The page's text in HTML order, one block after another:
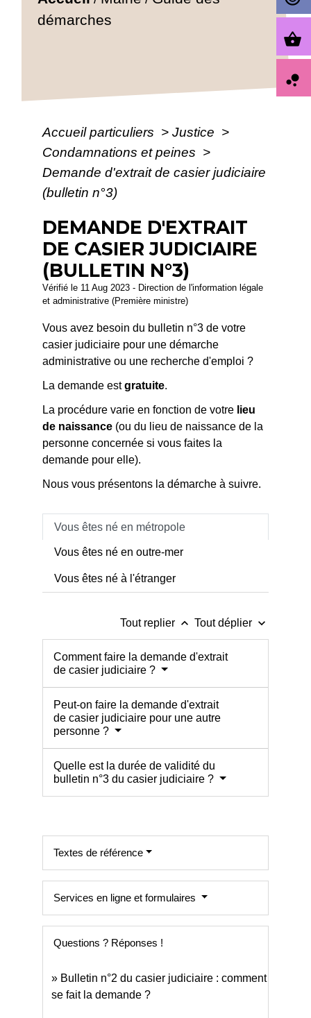
démarches
Accueil particuliers > Justice >
Condamnations et peines >
Demande d'extrait de casier judiciaire
(bulletin n°3)
DEMANDE D'EXTRAIT
DE CASIER JUDICIAIRE
(BULLETIN N°3)
Vérifié le 11 Aug 2023 - Direction de l'information légale
et administrative (Première ministre)
Vous avez besoin du bulletin n°3 de votre
casier judiciaire pour une démarche
administrative ou une recherche d'emploi ?
La demande estgratuite.
La procédure varie en fonction de votre lieu
de naissance (ou du lieu de naissance de la
personne concernée si vous faites la
demande pour elle).
Nous vous présentons la démarche à suivre.
Vous êtes né en métropole
Vous êtes né en outre-mer
Vous êtes né à l'étranger
Tout replier keyboard_arrow_up Tout déplier keyboard_arrow_down
Comment faire la demande d'extrait
de casier judiciaire ?
Peut-on faire la demande d'extrait
de casier judiciaire pour une autre
personne ?
Quelle est la durée de validité du
bulletin n°3 du casier judiciaire ?
Textes de référence
Services en ligne et formulaires
Questions ? Réponses !
Bulletin n°2 du casier judiciaire : comment
se fait la demande ?
shopping_basket
bubble_chart